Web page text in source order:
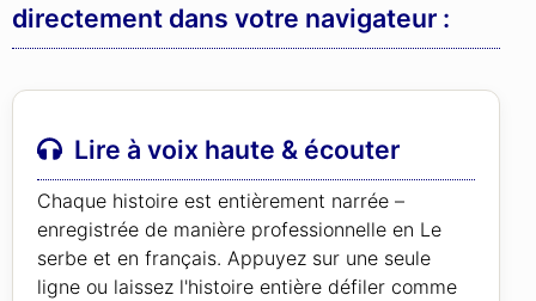
directement dans votre navigateur :
Lire à voix haute & écouter
Chaque histoire est entièrement narrée –
enregistrée de manière professionnelle en Le
serbe et en français. Appuyez sur une seule
ligne ou laissez l'histoire entière défiler comme